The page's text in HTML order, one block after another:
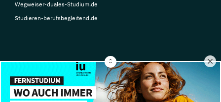
Wegweiser-duales-Studium.de
Studieren-berufsbegleitend.de
© Copyright 2026, TarGroup Media GmbH
Impressum
Über Datenschutzerklärung Nutzungsbedingungen